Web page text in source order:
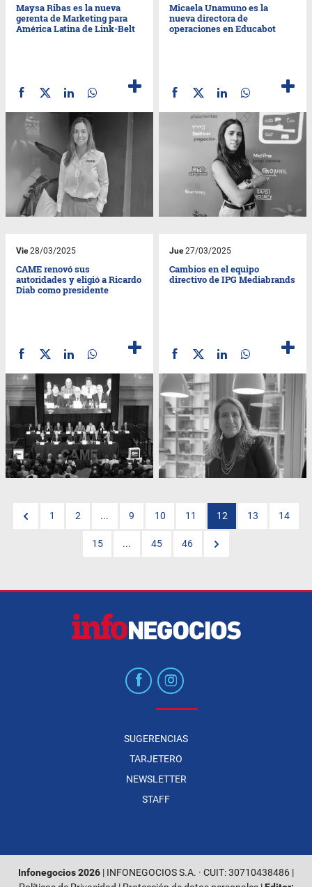
Maysa Ribas es la nueva
gerenta de Marketing para
América Latina de Link-Belt
Micaela Unamuno es la
nueva directora de
operaciones en Educabot
Vie28/03/2025
CAME renovó sus
autoridades y eligió a Ricardo
Diab como presidente
Jue27/03/2025
Cambios en el equipo
directivo de IPG Mediabrands
1 2 ... 9 10 11 12 13 14
15 ... 45 46
SUGERENCIAS
TARJETERO
NEWSLETTER
STAFF
Infonegocios 2026 | INFONEGOCIOS S.A. · CUIT: 30710438486 |